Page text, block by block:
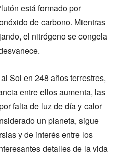
está formado por
de carbono. Mientras
el nitrógeno se congela
Sol en 248 años terrestres,
entre ellos aumenta, las
falta de luz de día y calor
un planeta, sigue
y de interés entre los
detalles de la vida